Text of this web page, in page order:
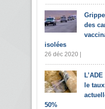
des
isolées
26 déc 2020 |
le
50%